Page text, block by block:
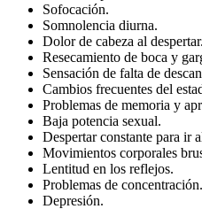
Sofocación.
Somnolencia diurna.
Dolor de cabeza al despertar.
Resecamiento de boca y
Sensación de falta de
Cambios frecuentes del
Problemas de memoria y
Baja potencia sexual.
Despertar constante para ir
Movimientos corporales
Lentitud en los reflejos.
Problemas de concentración.
Depresión.